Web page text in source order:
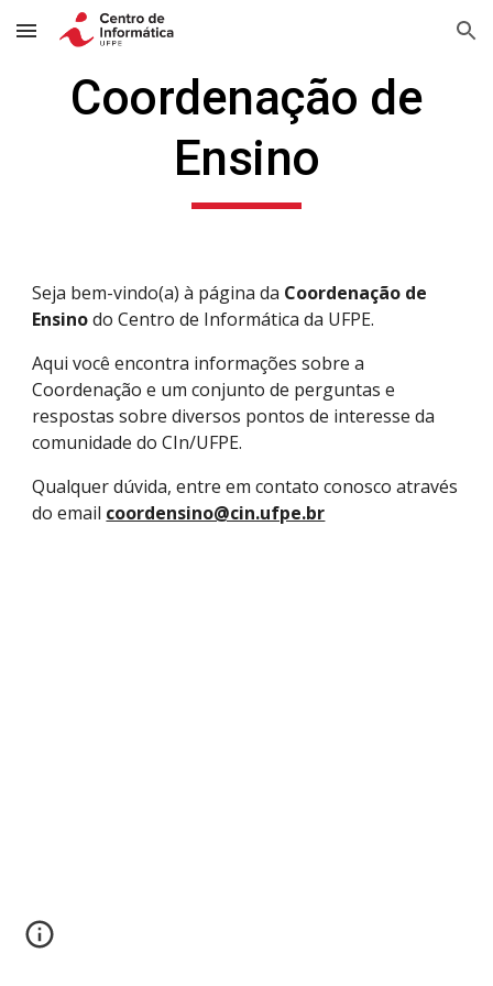
Skip to main content Skip to navigation
Coordenação de
Ensino
Seja bem-vindo(a) à página da Coordenação de
Ensinodo Centro de Informática da UFPE.
Aqui você encontra informações sobre a
Coordenação e um conjunto de perguntas e
respostas sobre diversos pontos de interesse da
comunidade do CIn/UFPE.
Qualquer dúvida, entre em contato conosco através
do email coordensino@cin.ufpe.br